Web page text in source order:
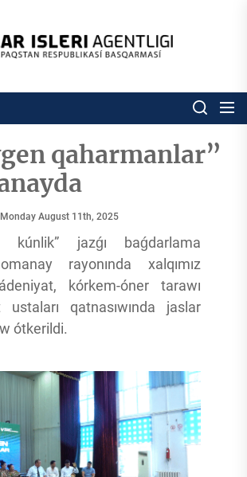
Respublikası
basqarması
jaslar isleri
qaharmanlar”
Monday August 11th, 2025
kúnlik” jazǵı baǵdarlama
rayonında xalqımız
kórkem-óner tarawı
qatnasıwında jaslar
ótkerildi.